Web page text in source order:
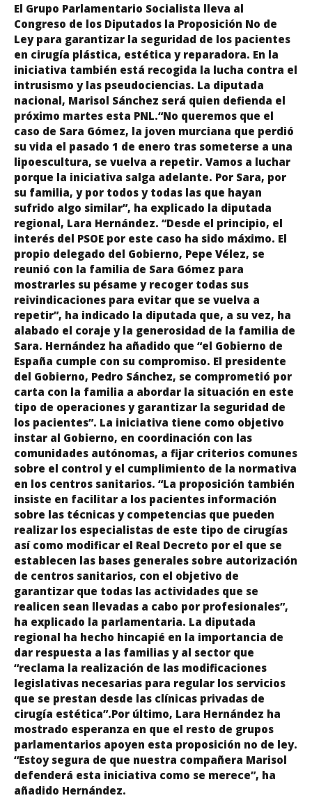
El Grupo Parlamentario Socialista lleva al
Congreso de los Diputados la Proposición No de
Ley para garantizar la seguridad de los pacientes
en cirugía plástica, estética y reparadora. En la
iniciativa también está recogida la lucha contra el
intrusismo y las pseudociencias. La diputada
nacional, Marisol Sánchez será quien defienda el
próximo martes esta PNL.“No queremos que el
caso de Sara Gómez, la joven murciana que perdió
su vida el pasado 1 de enero tras someterse a una
lipoescultura, se vuelva a repetir. Vamos a luchar
porque la iniciativa salga adelante. Por Sara, por
su familia, y por todos y todas las que hayan
sufrido algo similar”, ha explicado la diputada
regional, Lara Hernández. “Desde el principio, el
interés del PSOE por este caso ha sido máximo. El
propio delegado del Gobierno, Pepe Vélez, se
reunió con la familia de Sara Gómez para
mostrarles su pésame y recoger todas sus
reivindicaciones para evitar que se vuelva a
repetir”, ha indicado la diputada que, a su vez, ha
alabado el coraje y la generosidad de la familia de
Sara. Hernández ha añadido que “el Gobierno de
España cumple con su compromiso. El presidente
del Gobierno, Pedro Sánchez, se comprometió por
carta con la familia a abordar la situación en este
tipo de operaciones y garantizar la seguridad de
los pacientes”. La iniciativa tiene como objetivo
instar al Gobierno, en coordinación con las
comunidades autónomas, a fijar criterios comunes
sobre el control y el cumplimiento de la normativa
en los centros sanitarios. “La proposición también
insiste en facilitar a los pacientes información
sobre las técnicas y competencias que pueden
realizar los especialistas de este tipo de cirugías
así como modificar el Real Decreto por el que se
establecen las bases generales sobre autorización
de centros sanitarios, con el objetivo de
garantizar que todas las actividades que se
realicen sean llevadas a cabo por profesionales”,
ha explicado la parlamentaria. La diputada
regional ha hecho hincapié en la importancia de
dar respuesta a las familias y al sector que
“reclama la realización de las modificaciones
legislativas necesarias para regular los servicios
que se prestan desde las clínicas privadas de
cirugía estética”.Por último, Lara Hernández ha
mostrado esperanza en que el resto de grupos
parlamentarios apoyen esta proposición no de ley.
“Estoy segura de que nuestra compañera Marisol
defenderá esta iniciativa como se merece”, ha
añadido Hernández.